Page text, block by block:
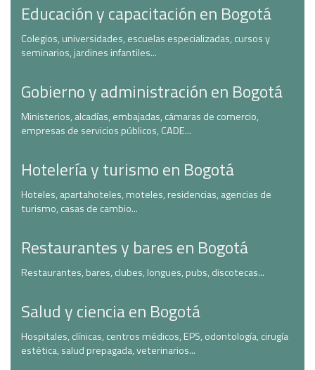
Educación y capacitación en Bogotá
Colegios, universidades, escuelas especializadas, cursos y
seminarios, jardines infantiles...
Gobierno y administración en Bogotá
Ministerios, alcadías, embajadas, cámaras de comercio,
empresas de servicios públicos, CADE...
Hotelería y turismo en Bogotá
Hoteles, apartahoteles, moteles, residencias, agencias de
turismo, casas de cambio...
Restaurantes y bares en Bogotá
Restaurantes, bares, clubes, longues, pubs, discotecas...
Salud y ciencia en Bogotá
Hospitales, clínicas, centros médicos, EPS, odontología, cirugía
estética, salud prepagada, veterinarios...